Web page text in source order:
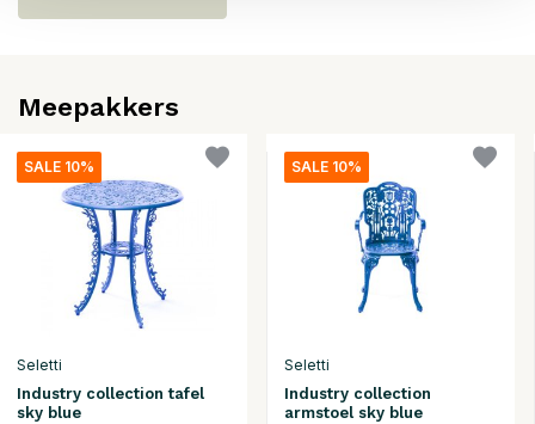
Meepakkers
SALE 10%
Seletti
Industry collection tafel
sky blue
SALE 10%
Seletti
Industry collection
armstoel sky blue